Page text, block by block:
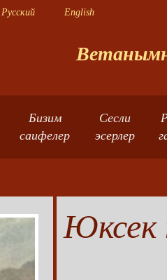
Русский English
Бизим
саифелер
Сесли
эсерлер
Юксек